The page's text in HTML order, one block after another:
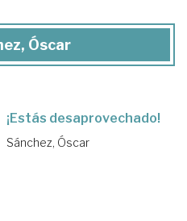
Óscar
¡Estás desaprovechado!
Sánchez, Óscar